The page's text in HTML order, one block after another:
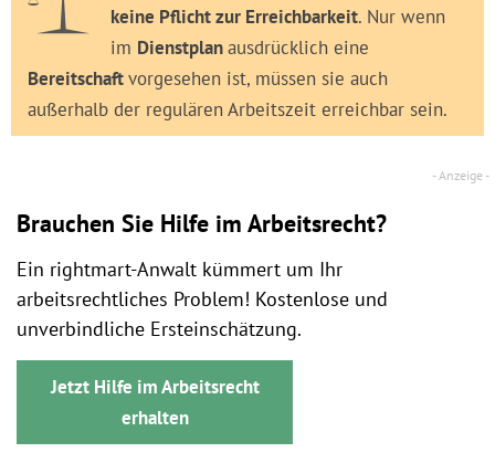
keine Pflicht zur Erreichbarkeit. Nur wenn
im Dienstplanausdrücklich eine
Bereitschaftvorgesehen ist, müssen sie auch
außerhalb der regulären Arbeitszeit erreichbar sein.
Brauchen Sie Hilfe im Arbeitsrecht?
Ein rightmart-Anwalt kümmert um Ihr
arbeitsrechtliches Problem! Kostenlose und
unverbindliche Ersteinschätzung.
Jetzt Hilfe im Arbeitsrecht
erhalten